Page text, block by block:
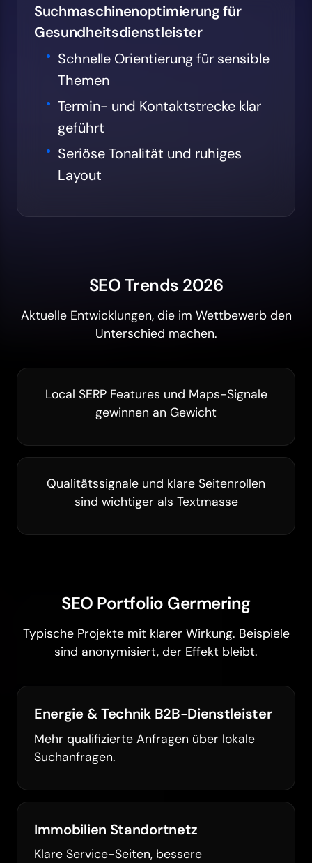
Suchmaschinenoptimierung für
Gesundheitsdienstleister
Schnelle Orientierung für sensible
Themen
Termin- und Kontaktstrecke klar
geführt
Seriöse Tonalität und ruhiges
Layout
SEO Trends 2026
Aktuelle Entwicklungen, die im Wettbewerb den
Unterschied machen.
Local SERP Features und Maps-Signale
gewinnen an Gewicht
Qualitätssignale und klare Seitenrollen
sind wichtiger als Textmasse
SEO Portfolio Germering
Typische Projekte mit klarer Wirkung. Beispiele
sind anonymisiert, der Effekt bleibt.
Energie & Technik B2B-Dienstleister
Mehr qualifizierte Anfragen über lokale
Suchanfragen.
Immobilien Standortnetz
Klare Service-Seiten, bessere